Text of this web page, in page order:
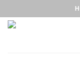
to
content